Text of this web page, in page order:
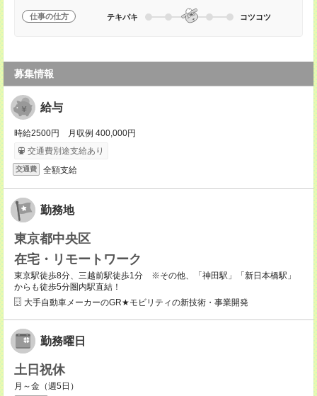
仕事の仕方 テキパキ コツコツ
募集情報
給与
時給2500円 月収例 400,000円
交通費別途支給あり
交通費 全額支給
勤務地
東京都中央区
在宅・リモートワーク
東京駅徒歩8分、三越前駅徒歩1分 ※その他、「神田駅」「新日本橋駅」
からも徒歩5分圏内駅直結！
大手自動車メーカーのGR★モビリティの新技術・事業開発
勤務曜日
土日祝休
月～金（週5日）